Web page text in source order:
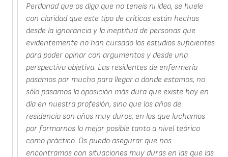
Perdonad que os diga que no teneis ni idea, se huele
con claridad que este tipo de críticas están hechas
desde la ignorancia y la ineptitud de personas que
evidentemente no han cursado los estudios suficientes
para poder opinar con argumentos y desde una
perspectiva objetiva. Las residentes de enfermería
pasamos por mucho para llegar a donde estamos, no
sólo pasamos la oposición más dura que existe hoy en
día en nuestra profesión, sino que los años de
residencia son años muy duros, en los que luchamos
por formarnos lo mejor posible tanto a nivel teórico
como práctico. Os puedo asegurar que nos
encontramos con situaciones muy duras en las que las